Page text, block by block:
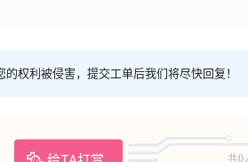
权利被侵害，提交工单后我们将尽快回复！
共0